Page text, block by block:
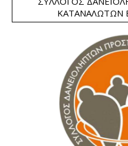
ΚΑΤΑΝΑΛΩΤΏΝ